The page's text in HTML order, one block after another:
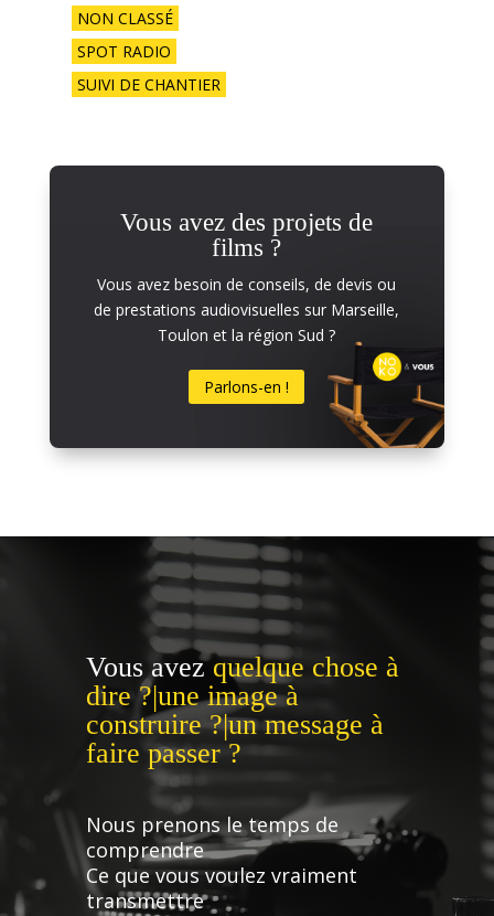
NON CLASSÉ
SPOT RADIO
SUIVI DE CHANTIER
Vous avez des projets de
films ?
Vous avez besoin de conseils, de devis ou
de prestations audiovisuelles sur Marseille,
Toulon et la région Sud ?
Parlons-en !
Vous avezquelque chose à
dire ?|une image à
construire ?|un message à
faire passer ?
Nous prenons le temps de
comprendre
Ce que vous voulez vraiment
transmettre